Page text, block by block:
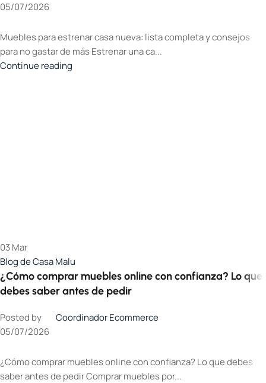
05/07/2026
Muebles para estrenar casa nueva: lista completa y consejos
para no gastar de más Estrenar una ca...
Continue reading
03Mar
Blog de Casa Malu
¿Cómo comprar muebles online con confianza? Lo que
debes saber antes de pedir
Posted by
Coordinador Ecommerce
05/07/2026
¿Cómo comprar muebles online con confianza? Lo que debes
saber antes de pedir Comprar muebles por...